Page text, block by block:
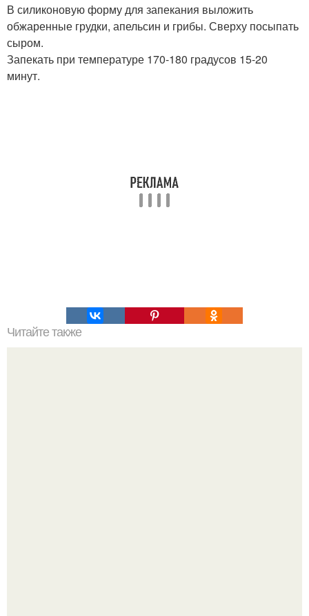
В силиконовую форму для запекания выложить
обжаренные грудки, апельсин и грибы. Сверху посыпать
сыром.
Запекать при температуре 170-180 градусов 15-20
минут.
Читайте также